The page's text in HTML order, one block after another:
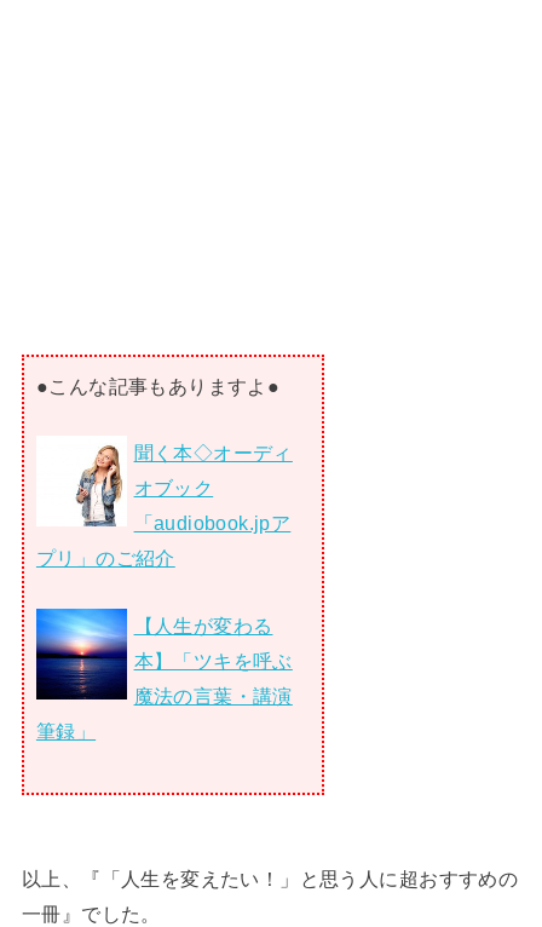
●こんな記事もありますよ●
聞く本◇オーディ
オブック
「audiobook.jpア
プリ」のご紹介
【人生が変わる
本】「ツキを呼ぶ
魔法の言葉・講演
筆録」
以上、『「人生を変えたい！」と思う人に超おすすめの
一冊』でした。